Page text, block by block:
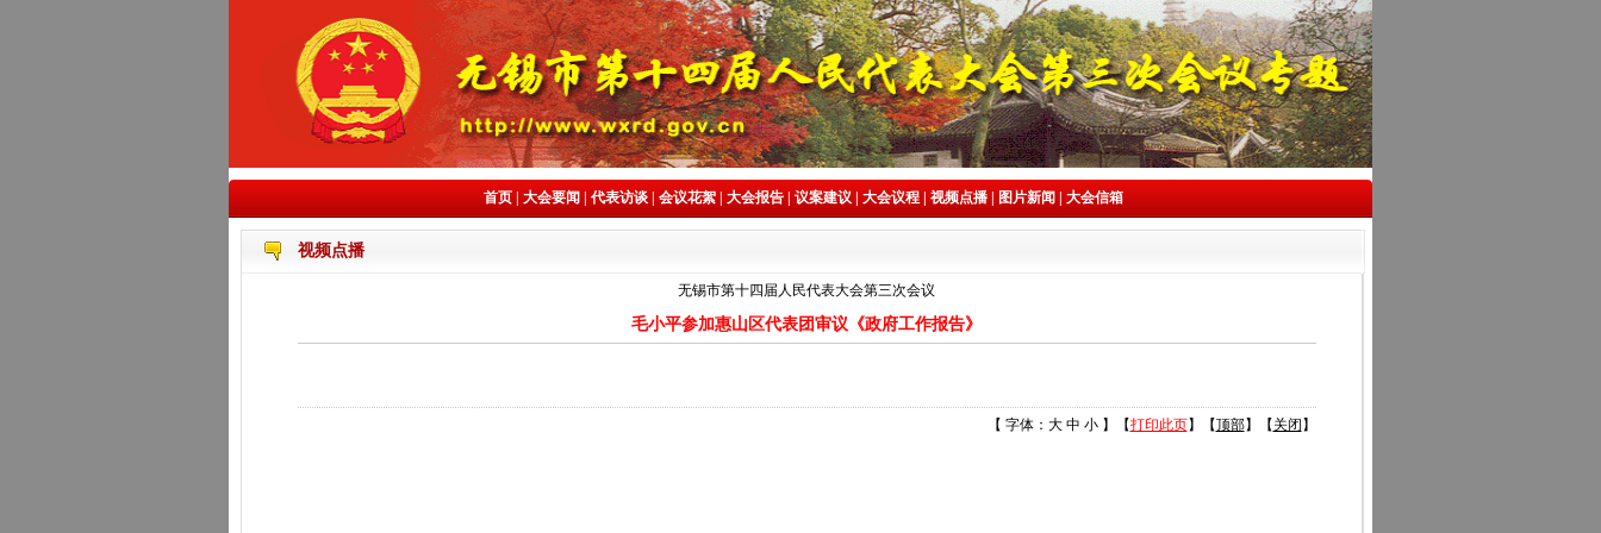
首页 大会要闻 代表访谈 会议花絮 大会报告 议案建议 大会议程 视频点播 图片新闻 大会信箱
视频点播
无锡市第十四届人民代表大会第三次会议
毛小平参加惠山区代表团审议《政府工作报告》
【 字体： 大 中 小】【打印此页】【顶部】【 关闭 】